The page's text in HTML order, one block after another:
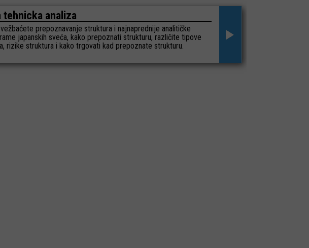
tehnicka analiza
prepoznavanje struktura i najnaprednije analitičke
japanskih sveća, kako prepoznati strukturu, različite tipove
rizike struktura i kako trgovati kad prepoznate strukturu.